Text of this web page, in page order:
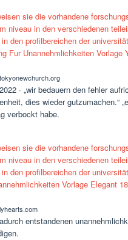
· „wir bedauern den fehler
dies wieder gutzumachen.“
verbockt habe.
entstandenen